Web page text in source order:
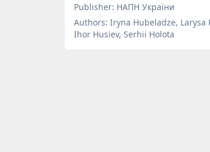
Publisher: НАПН України
Authors: Iryna Hubeladze, Larysa
Ihor Husiev, Serhii Holota